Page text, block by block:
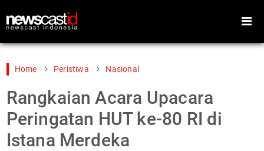
Home
Peristiwa
Gaya Hidup
Home Peristiwa Nasional
Rangkaian Acara Upacara
Peringatan HUT ke-80 RI di
Istana Merdeka